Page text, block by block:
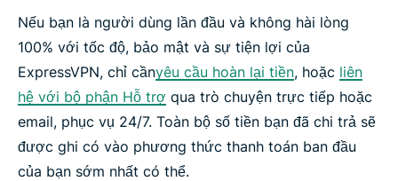
Lý do nào khiến đảm bảo hoàn tiền tốt hơn dùng
thử VPN miễn phí?
Câu hỏi thường gặp
Dùng thử ExpressVPN không rủi ro
Nếu bạn là người dùng lần đầu và không hài lòng
100% với tốc độ, bảo mật và sự tiện lợi của
ExpressVPN, chỉ cầnyêu cầu hoàn lại tiền, hoặc liên
hệ với bộ phận Hỗ trợ qua trò chuyện trực tiếp hoặc
email, phục vụ 24/7. Toàn bộ số tiền bạn đã chi trả sẽ
được ghi có vào phương thức thanh toán ban đầu
của bạn sớm nhất có thể.